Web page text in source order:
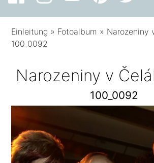
Einleitung » Fotoalbum » Narozeniny
100_0092
Narozeniny v
100_0092